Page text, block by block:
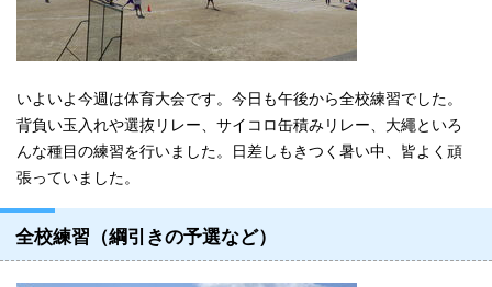
いよいよ今週は体育大会です。今日も午後から全校練習でした。
背負い玉入れや選抜リレー、サイコロ缶積みリレー、大繩といろ
んな種目の練習を行いました。日差しもきつく暑い中、皆よく頑
張っていました。
全校練習（綱引きの予選など）